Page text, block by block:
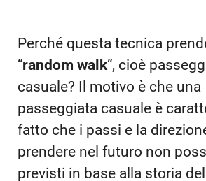
Perché questa tecnica
“random walk“, cioè
casuale? Il motivo è che una
passeggiata casuale è
fatto che i passi e la
prendere nel futuro non
previsti in base alla storia del